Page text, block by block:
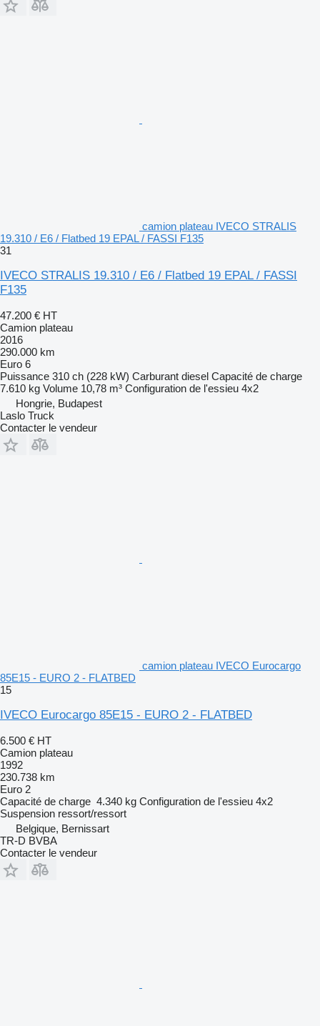
camion plateau IVECO STRALIS
19.310 / E6 / Flatbed 19 EPAL / FASSI F135
31
IVECO STRALIS 19.310 / E6 / Flatbed 19 EPAL / FASSI
F135
47.200 € HT
Camion plateau
2016
290.000 km
Euro 6
Puissance 310 ch (228 kW) Carburant diesel Capacité de charge
7.610 kg Volume 10,78 m³ Configuration de l'essieu 4x2
Hongrie, Budapest
Laslo Truck
Contacter le vendeur
camion plateau IVECO Eurocargo
85E15 - EURO 2 - FLATBED
15
IVECO Eurocargo 85E15 - EURO 2 - FLATBED
6.500 € HT
Camion plateau
1992
230.738 km
Euro 2
Capacité de charge 4.340 kg Configuration de l'essieu 4x2
Suspension ressort/ressort
Belgique, Bernissart
TR-D BVBA
Contacter le vendeur